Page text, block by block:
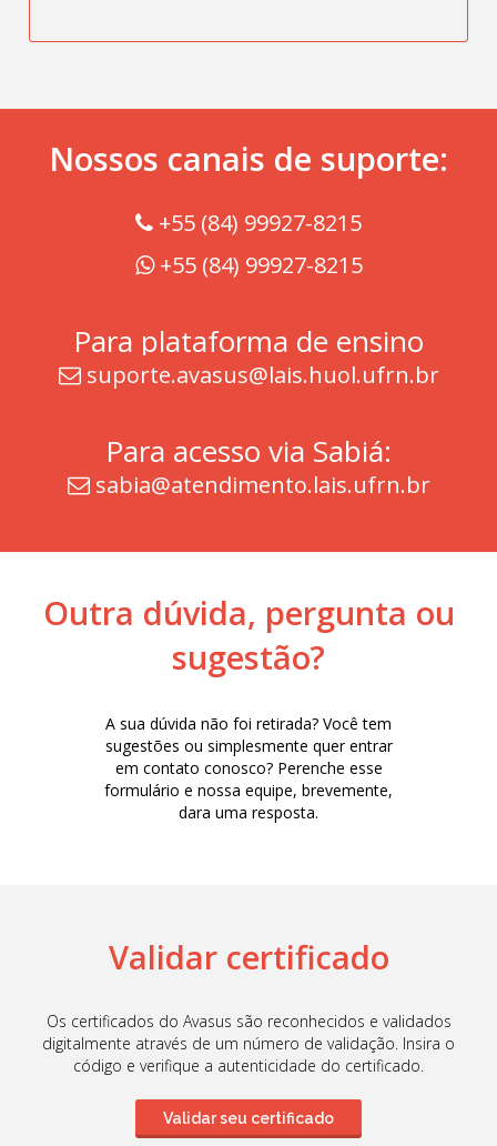
Nossos canais de suporte:
+55 (84) 99927-8215
+55 (84) 99927-8215
Para plataforma de ensino
AVASUS:
suporte.avasus@lais.huol.ufrn.br
Para acesso via Sabiá:
sabia@atendimento.lais.ufrn.br
Outra dúvida, pergunta ou
sugestão?
A sua dúvida não foi retirada? Você tem
sugestões ou simplesmente quer entrar
em contato conosco? Perenche esse
formulário e nossa equipe, brevemente,
dara uma resposta.
Validar certificado
Os certificados do Avasus são reconhecidos e validados
digitalmente através de um número de validação. Insira o
código e verifique a autenticidade do certificado.
Validar seu certificado